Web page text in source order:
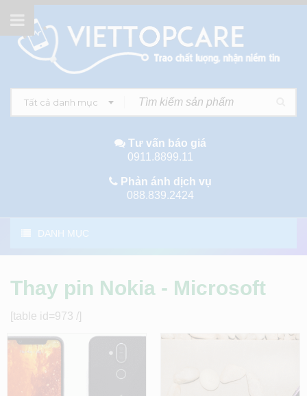
Tất cả danh mục
Tư vấn báo giá
0911.8899.11
Phản ánh dịch vụ
088.839.2424
DANH MỤC
Thay pin Nokia - Microsoft
[table id=973 /]